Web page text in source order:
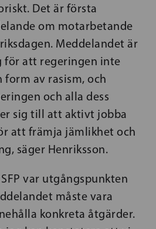
Det är första
om motarbetande
Meddelandet är
för att regeringen inte
av rasism, och
och alla dess
sig till att aktivt jobba
att främja jämlikhet och
säger Henriksson.
var utgångspunkten
måste vara
konkreta åtgärder.